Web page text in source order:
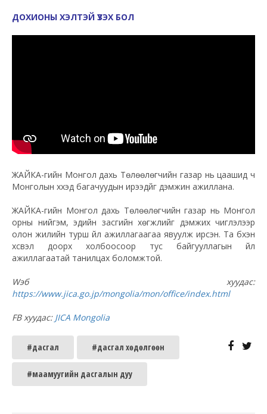
ДОХИОНЫ ХЭЛТЭЙ ҮЗЭХ БОЛ
ЖАЙКА-гийн Монгол дахь Төлөөлөгчийн газар нь цаашид ч
Монголын хүүхэд багачуудын ирээдүйг дэмжин ажиллана.
ЖАЙКА-гийн Монгол дахь Төлөөлөгчийн газар нь Монгол
орны нийгэм, эдийн засгийн хөгжлийг дэмжих чиглэлээр
олон жилийн турш үйл ажиллагаагаа явуулж ирсэн. Та бүхэн
хүсвэл доорх холбоосоор тус байгууллагын үйл
ажиллагаатай танилцах боломжтой.
Wэб хуудас:
https://www.jica.go.jp/mongolia/mon/office/index.html
FB хуудас: JICA Mongolia
#дасгал #дасгал хөдөлгөөн
#маамуугийн дасгалын дуу